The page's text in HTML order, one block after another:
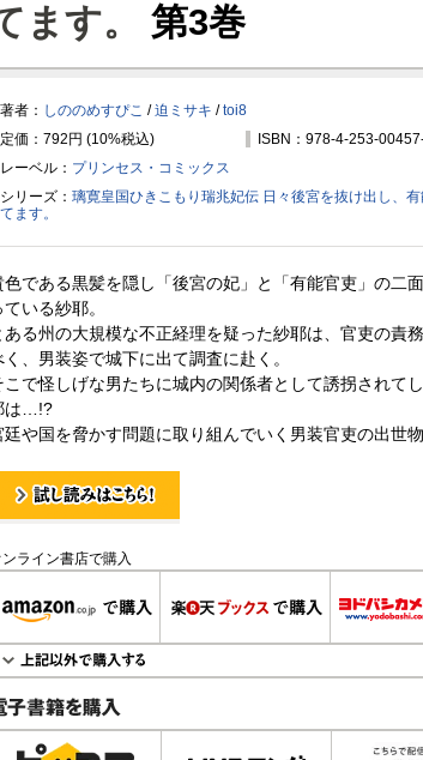
ます。
第3巻
著者： しののめすぴこ /迫ミサキ /toi8
定価：792円 (10%税込)
ISBN：978-4-253-
レーベル： プリンセス・コミックス
シリーズ： 璃寛皇国ひきこもり瑞兆妃伝 日々後宮を抜け出し、
てます。
色である黒髪を隠し「後宮の妃」と「有能官吏」の二
ている紗耶。
ある州の大規模な不正経理を疑った紗耶は、官吏の責
く、男装姿で城下に出て調査に赴く。
こで怪しげな男たちに城内の関係者として誘拐されて
は…!?
廷や国を脅かす問題に取り組んでいく男装官吏の出世
ンライン書店で購入
書籍で購入